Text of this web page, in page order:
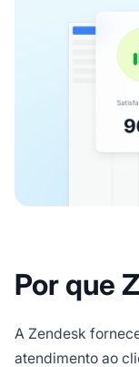
Por que
A Zendesk
atendimento ao